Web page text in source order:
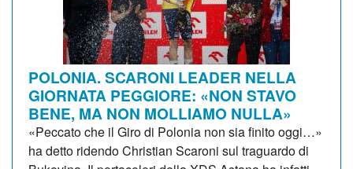
POLONIA. SCARONI LEADER NELLA
GIORNATA PEGGIORE: «NON STAVO
BENE, MA NON MOLLIAMO NULLA»
«Peccato che il Giro di Polonia non sia finito oggi…»
ha detto ridendo Christian Scaroni sul traguardo di